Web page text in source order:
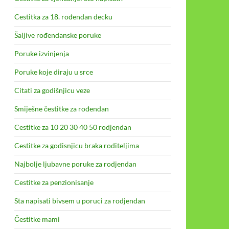
Cestitka za 18. rođendan decku
Šaljive rođendanske poruke
Poruke izvinjenja
Poruke koje diraju u srce
Citati za godišnjicu veze
Smiješne čestitke za rođendan
Cestitke za 10 20 30 40 50 rodjendan
Cestitke za godisnjicu braka roditeljima
Najbolje ljubavne poruke za rodjendan
Cestitke za penzionisanje
Sta napisati bivsem u poruci za rodjendan
Čestitke mami